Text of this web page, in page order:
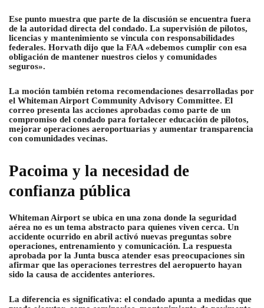
Ese punto muestra que parte de la discusión se encuentra fuera
de la autoridad directa del condado. La supervisión de pilotos,
licencias y mantenimiento se vincula con responsabilidades
federales. Horvath dijo que la FAA «debemos cumplir con esa
obligación de mantener nuestros cielos y comunidades
seguros».
La moción también retoma recomendaciones desarrolladas por
el Whiteman Airport Community Advisory Committee. El
correo presenta las acciones aprobadas como parte de un
compromiso del condado para fortalecer educación de pilotos,
mejorar operaciones aeroportuarias y aumentar transparencia
con comunidades vecinas.
Pacoima y la necesidad de
confianza pública
Whiteman Airport se ubica en una zona donde la seguridad
aérea no es un tema abstracto para quienes viven cerca. Un
accidente ocurrido en abril activó nuevas preguntas sobre
operaciones, entrenamiento y comunicación. La respuesta
aprobada por la Junta busca atender esas preocupaciones sin
afirmar que las operaciones terrestres del aeropuerto hayan
sido la causa de accidentes anteriores.
La diferencia es significativa: el condado apunta a medidas que